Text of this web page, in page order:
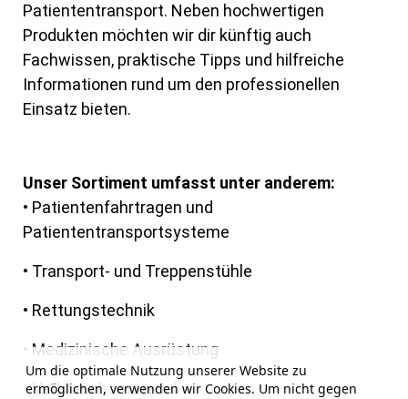
Patiententransport. Neben hochwertigen
Produkten möchten wir dir künftig auch
Fachwissen, praktische Tipps und hilfreiche
Informationen rund um den professionellen
Einsatz bieten.
Unser Sortiment umfasst unter anderem:
• Patientenfahrtragen und
Patiententransportsysteme
• Transport- und Treppenstühle
• Rettungstechnik
• Medizinische Ausrüstung
• Verbrauchsmaterial
Um die optimale Nutzung unserer Website zu
ermöglichen, verwenden wir Cookies. Um nicht gegen